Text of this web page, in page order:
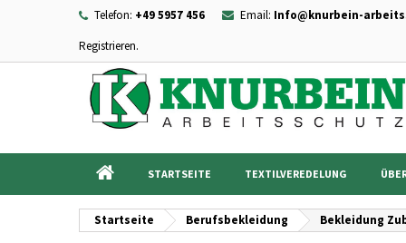
Telefon: +49 5957 456 Email: Info@knurbein-
Registrieren.
STARTSEITE TEXTILVEREDELUNG
Startseite Berufsbekleidung Bekleidung
add_circle_outline